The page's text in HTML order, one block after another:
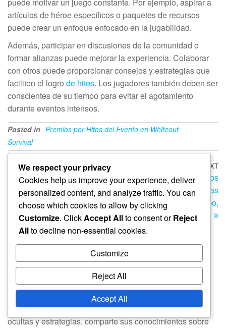
puede motivar un juego constante. Por ejemplo, aspirar a
artículos de héroe específicos o paquetes de recursos
puede crear un enfoque enfocado en la jugabilidad.
Además, participar en discusiones de la comunidad o
formar alianzas puede mejorar la experiencia. Colaborar
con otros puede proporcionar consejos y estrategias que
faciliten el logro de hitos. Los jugadores también deben ser
conscientes de su tiempo para evitar el agotamiento
durante eventos intensos.
Posted in Premios por Hitos del Evento en Whiteout
Survival
Post
navigation
Previous
Post
PREVIOUS
Códigos de Regalo
Estacionales: Recompensas
de Eventos, Recursos
Especiales, Artículos de
Héroe
NEXT
Premios de Hitos de Eventos
Flash: recompensas
limitadas en el tiempo,
Gemas, artículos de Héroe
Lila Prescott
Lila Prescott es una jugadora y escritora apasionada que
ama explorar las complejidades de los juegos de
supervivencia. Con un talento para descubrir gemas
ocultas y estrategias, comparte sus conocimientos sobre
We respect your privacy
Cookies help us improve your experience, deliver
personalized content, and analyze traffic. You can
choose which cookies to allow by clicking
Customize. ClickAccept Allto consent orReject
Allto decline non-essential cookies.
Customize
Reject All
Accept All